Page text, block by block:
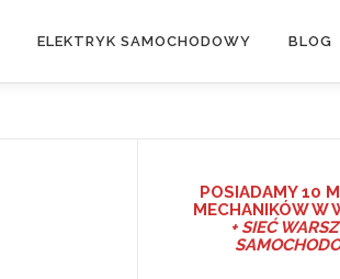
ELEKTRYK SAMOCHODOWY BLOG
POSIADAMY 10
MECHANIKÓW W
+ SIEĆ